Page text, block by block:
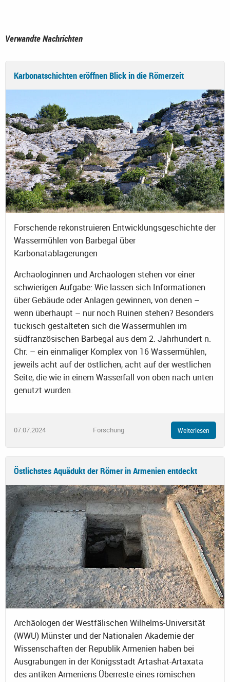
Verwandte Nachrichten
Karbonatschichten eröffnen Blick in die Römerzeit
Forschende rekonstruieren Entwicklungsgeschichte der
Wassermühlen von Barbegal über
Karbonatablagerungen
Archäologinnen und Archäologen stehen vor einer
schwierigen Aufgabe: Wie lassen sich Informationen
über Gebäude oder Anlagen gewinnen, von denen –
wenn überhaupt – nur noch Ruinen stehen? Besonders
tückisch gestalteten sich die Wassermühlen im
südfranzösischen Barbegal aus dem 2. Jahrhundert n.
Chr. – ein einmaliger Komplex von 16 Wassermühlen,
jeweils acht auf der östlichen, acht auf der westlichen
Seite, die wie in einem Wasserfall von oben nach unten
genutzt wurden.
07.07.2024 Forschung Weiterlesen
Östlichstes Aquädukt der Römer in Armenien entdeckt
Archäologen der Westfälischen Wilhelms-Universität
(WWU) Münster und der Nationalen Akademie der
Wissenschaften der Republik Armenien haben bei
Ausgrabungen in der Königsstadt Artashat-Artaxata
des antiken Armeniens Überreste eines römischen